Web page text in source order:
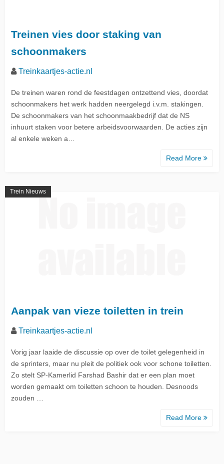
Treinen vies door staking van
schoonmakers
Treinkaartjes-actie.nl
De treinen waren rond de feestdagen ontzettend vies, doordat
schoonmakers het werk hadden neergelegd i.v.m. stakingen.
De schoonmakers van het schoonmaakbedrijf dat de NS
inhuurt staken voor betere arbeidsvoorwaarden. De acties zijn
al enkele weken a…
Read More
Trein Nieuws
Aanpak van vieze toiletten in trein
Treinkaartjes-actie.nl
Vorig jaar laaide de discussie op over de toilet gelegenheid in
de sprinters, maar nu pleit de politiek ook voor schone toiletten.
Zo stelt SP-Kamerlid Farshad Bashir dat er een plan moet
worden gemaakt om toiletten schoon te houden. Desnoods
zouden …
Read More